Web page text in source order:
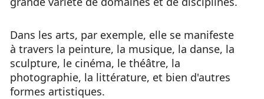
Dans les arts, par exemple, elle se manifeste
à travers la peinture, la musique, la danse, la
sculpture, le cinéma, le théâtre, la
photographie, la littérature, et bien d'autres
formes artistiques.